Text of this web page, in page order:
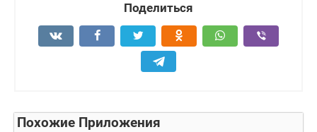
Поделиться
Похожие Приложения